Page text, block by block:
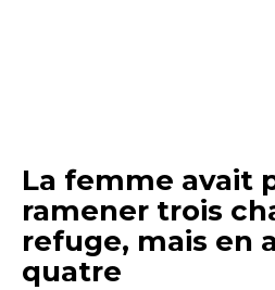
La femme avait
ramener trois
refuge, mais en
quatre